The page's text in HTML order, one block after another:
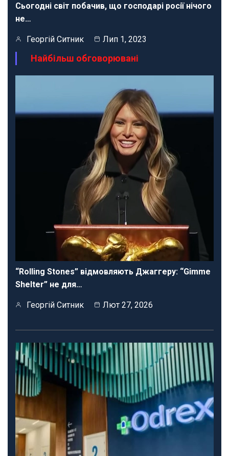
Сьогодні світ побачив, що господарі росії нічого
не…
Георгій Ситник Лип 1, 2023
Найбільш обговорювані
“Rolling Stones” відмовляють Джаггеру: “Gimme
Shelter” не для…
Георгій Ситник Лют 27, 2026